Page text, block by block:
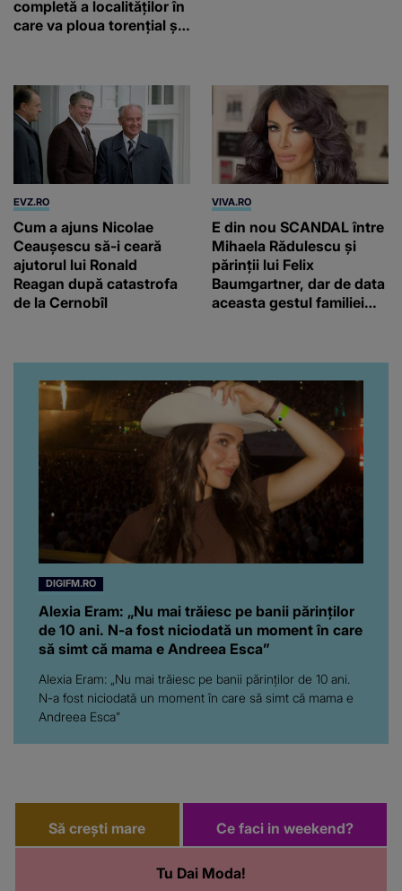
completă a localităților în
care va ploua torențial și
EVZ.RO
Cum a ajuns Nicolae
Ceaușescu să-i ceară
ajutorul lui Ronald
Reagan după catastrofa
de la Cernobîl
VIVA.RO
E din nou SCANDAL între
Mihaela Rădulescu și
părinții lui Felix
Baumgartner, dar de data
aceasta gestul familiei
noastră! Fostei
prezentatoare nici că-i
vine să creadă că s-a
ajuns până aici, dar e
adevărat, au făcut-o și pe
asta! Și ce a ieșit la iveală
ar fi prea mult pentru
oricine: "Cu… mine, fata
româncă...”
DIGIFM.RO
Alexia Eram: „Nu mai trăiesc pe banii părinților
de 10 ani. N-a fost niciodată un moment în care
să simt că mama e Andreea Esca”
Alexia Eram: „Nu mai trăiesc pe banii părinților de 10 ani.
N-a fost niciodată un moment în care să simt că mama e
Andreea Esca”
Să crești mare
Tu Dai Moda!
Ce faci in weekend?